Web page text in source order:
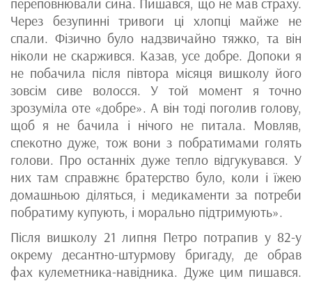
переповнювали сина. Пишався, що не мав страху.
Через безупинні тривоги ці хлопці майже не
спали. Фізично було надзвичайно тяжко, та він
ніколи не скаржився. Казав, усе добре. Допоки я
не побачила після півтора місяця вишколу його
зовсім сиве волосся. У той момент я точно
зрозуміла оте «добре». А він тоді поголив голову,
щоб я не бачила і нічого не питала. Мовляв,
спекотно дуже, тож вони з побратимами голять
голови. Про останніх дуже тепло відгукувався. У
них там справжнє братерство було, коли і їжею
домашньою діляться, і медикаменти за потреби
побратиму купують, і морально підтримують».
Після вишколу 21 липня Петро потрапив у 82-у
окрему десантно-штурмову бригаду, де обрав
фах кулеметника-навідника. Дуже цим пишався.